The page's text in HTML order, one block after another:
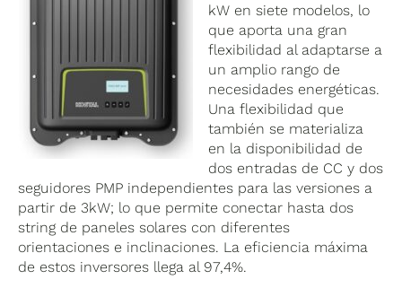
kW en siete modelos, lo
que aporta una gran
flexibilidad al adaptarse a
un amplio rango de
necesidades energéticas.
Una flexibilidad que
también se materializa
en la disponibilidad de
dos entradas de CC y dos
seguidores PMP independientes para las versiones a
partir de 3kW; lo que permite conectar hasta dos
string de paneles solares con diferentes
orientaciones e inclinaciones. La eficiencia máxima
de estos inversores llega al 97,4%.